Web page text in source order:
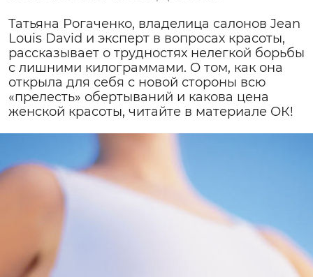
Татьяна Рогаченко, владелица салонов Jean
Louis David и эксперт в вопросах красоты,
рассказывает о трудностях нелегкой борьбы
с лишними килограммами. О том, как она
открыла для себя с новой стороны всю
«прелесть» обертываний и какова цена
женской красоты, читайте в материале ОК!